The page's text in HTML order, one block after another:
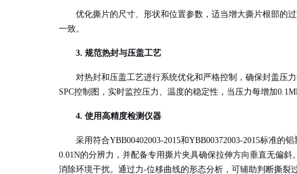
优化撕片的尺寸、形状和位置参数，适当增大撕片根部的
一致。
3. 规范热封与压盖工艺
对热封和压盖工艺进行系统优化和严格控制，确保封盖压
SPC控制图，实时监控压力、温度的稳定性，当压力每增加
4. 使用高精度检测仪器
采用符合YBB00402003-2015和YBB00372003-2015标准的铝
0.01N的分辨力，并配备专用撕片夹具确保拉伸方向垂直无偏
消除环境干扰。通过力-位移曲线的形态分析，可辅助判断撕裂